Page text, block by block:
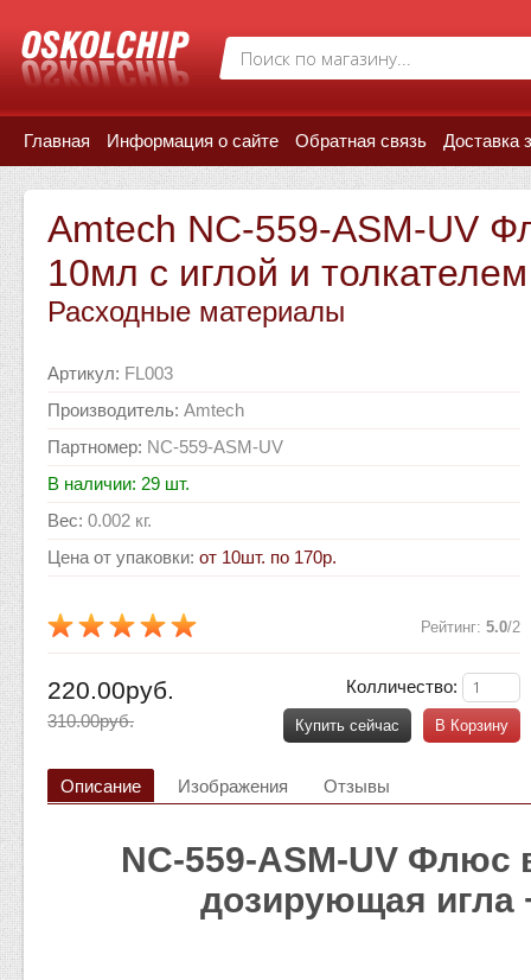
Главная Информация о сайте Обратная связь Доставка
Amtech NC-559-ASM-UV
10мл с иглой и толкателем
Расходные материалы
Артикул: FL003
Производитель: Amtech
Партномер: NC-559-ASM-UV
В наличии: 29 шт.
Вес: 0.002 кг.
Цена от упаковки: от 10шт. по 170р.
Рейтинг: 5.0/2
Колличество:
В Корзину
Купить сейчас
220.00руб.
310.00руб.
Описание Изображения Отзывы
NC-559-ASM-UV Флюс
дозирующая игла